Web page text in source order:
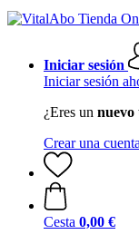
Iniciar sesión
Iniciar sesión
¿Eres un nuevo
Crear una cuenta
Cesta 0,00 €